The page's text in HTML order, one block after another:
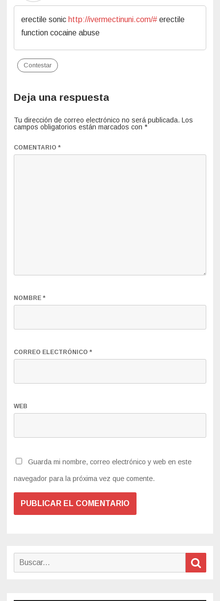
erectile sonic http://ivermectinuni.com/# erectile
function cocaine abuse
Contestar
Deja una respuesta
Tu dirección de correo electrónico no será publicada. Los
campos obligatorios están marcados con *
COMENTARIO *
NOMBRE *
CORREO ELECTRÓNICO *
WEB
Guarda mi nombre, correo electrónico y web en este
navegador para la próxima vez que comente.
Buscar